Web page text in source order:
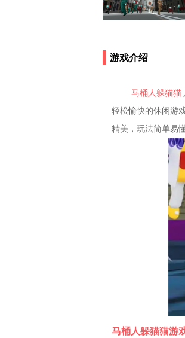
游戏介绍
马桶人躲猫猫
轻松愉快的休闲游
精美，玩法简单易
马桶人躲猫猫游